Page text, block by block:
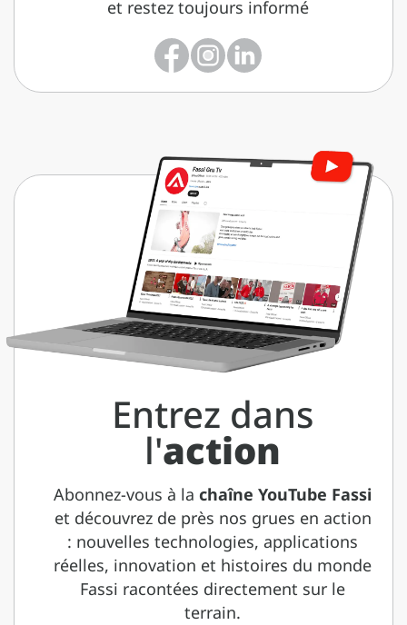
et restez toujours informé
Entrez dans
l'action
Abonnez-vous à la chaîne YouTube Fassi
et découvrez de près nos grues en action
: nouvelles technologies, applications
réelles, innovation et histoires du monde
Fassi racontées directement sur le
terrain.